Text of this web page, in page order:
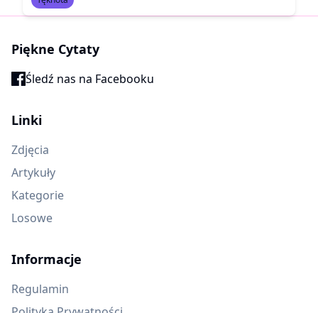
Piękne Cytaty
Śledź nas na Facebooku
Linki
Zdjęcia
Artykuły
Kategorie
Losowe
Informacje
Regulamin